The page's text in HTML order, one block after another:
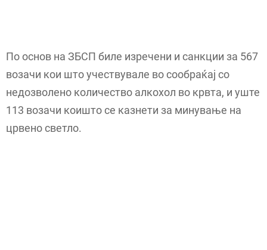
По основ на ЗБСП биле изречени и санкции за 567
возачи кои што учествувале во сообраќај со
недозволено количество алкохол во крвта, и уште
113 возачи коишто се казнети за минување на
црвено светло.